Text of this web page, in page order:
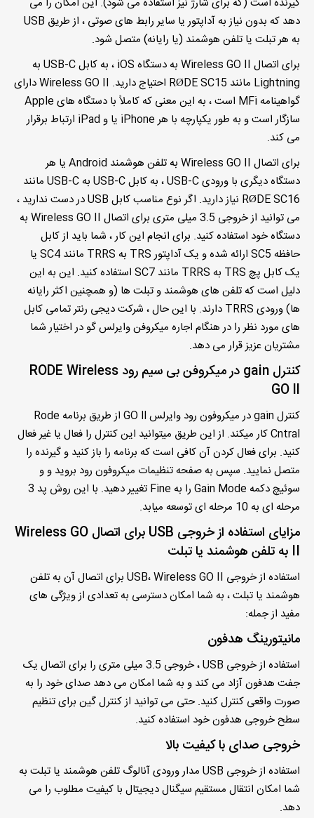
دهد که بدون نیاز به آداپتور یا سایر رابط های صوتی ، از طریق USB
به هر تبلت یا تلفن هوشمند (یا رایانه) متصل شود.
برای اتصال Wireless GO II به دستگاه iOS ، به کابل USB-C به
Lightning مانند RØDE SC15 احتیاج دارید. Wireless GO II دارای
گواهینامه MFi است ، به این معنی که کاملاً با دستگاه های Apple
سازگار است و به طور یکپارچه با هر iPhone یا و iPad ارتباط برقرار
می کند.
برای اتصال Wireless GO II به تلفن هوشمند Android یا هر
دستگاه دیگری با ورودی USB-C ، به کابل USB-C به USB-C مانند
RØDE SC16 نیاز دارید. اگر نوع مناسب کابل USB در دست ندارید ،
می توانید از خروجی 3.5 میلی متری برای اتصال Wireless GO II به
دستگاه خود استفاده کنید. برای انجام این کار ، شما باید از کابل
حافظه SC5 ارائه شده و یک آداپتور TRS به TRRS مانند SC4 یا
یک کابل پچ TRS به TRRS مانند SC7 استفاده کنید. این به این
دلیل است که تلفن های هوشمند و تبلت ها (و همچنین اکثر رایانه
ها) ورودی TRRS دارند. با این حال ، شرکت دیجی رنتر تمامی کابل
های مورد نظر را در هنگام اجاره میکروفن وایرلس گو در اختیار شما
مشتریان عزیز قرار می دهد.
کنترل gain در میکروفن بی سیم رود RODE Wireless
GO ll
کنترل gain در میکروفون رود وایرلس GO ll از طریق برنامه Rode
Cntral کار میکند. از این طریق میتوانید این کنترل را فعال یا غیر فعال
کنید. برای فعال کردن آن کافی است که برنامه را باز کنید و گیرنده را
متصل نمایید. سپس به صفحه تنظیمات میکروفون رود بروید و و
سوئیچ دکمه Gain Mode را به Fine تغییر دهید. با این روش پد 3
مرحله ای به 10 مرحله ای توسعه میابد.
مزایای استفاده از خروجی USB برای اتصال Wireless GO
II به تلفن هوشمند یا تبلت
استفاده از خروجی USB، Wireless GO II برای اتصال آن به تلفن
هوشمند یا تبلت ، به شما امکان دسترسی به تعدادی از ویژگی های
مفید از جمله:
مانیتورینگ هدفون
استفاده از خروجی USB ، خروجی 3.5 میلی متری را برای اتصال یک
جفت هدفون آزاد می کند و به شما امکان می دهد صدای خود را به
صورت واقعی کنترل کنید. حتی می توانید از کنترل گین برای تنظیم
سطح خروجی هدفون خود استفاده کنید.
خروجی صدای با کیفیت بالا
استفاده از خروجی USB مدار ورودی آنالوگ تلفن هوشمند یا تبلت به
شما امکان انتقال مستقیم سیگنال دیجیتال با کیفیت مطلوب را می
دهد.